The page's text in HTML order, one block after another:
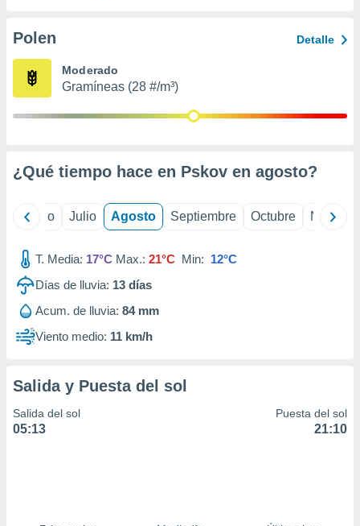
e
mediante
publicidad
publicidad
1199
Polen Detalle
Moderado
Gramíneas (28 #/m³)
¿Qué tiempo hace en Pskov en agosto?
Junio Julio Agosto Septiembre Octubre
T. Media: 17°C Max.: 21°C Min: 12°C
Días de lluvia: 13 días
Acum. de lluvia: 84 mm
Viento medio: 11 km/h
Salida y Puesta del sol
Salida del sol
05:13
Puesta del sol
21:10